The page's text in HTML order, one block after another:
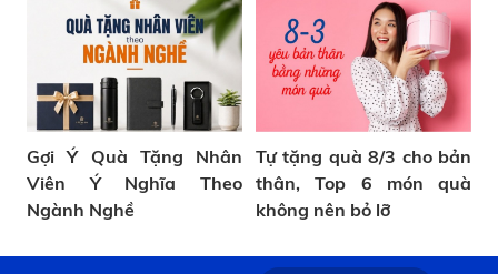
Gợi Ý Quà Tặng Nhân
Viên Ý Nghĩa Theo
Ngành Nghề
Tự tặng quà 8/3 cho bản
thân, Top 6 món quà
không nên bỏ lỡ